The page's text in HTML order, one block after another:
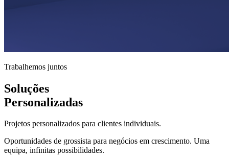
Trabalhemos juntos
Soluções
Personalizadas
Projetos personalizados para clientes individuais.
Oportunidades de grossista para negócios em crescimento. Uma
equipa, infinitas possibilidades.